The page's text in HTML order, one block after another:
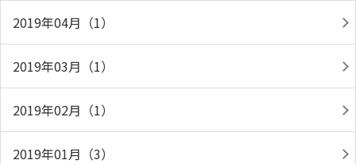
2019年04月（1）
2019年03月（1）
2019年02月（1）
2019年01月（3）